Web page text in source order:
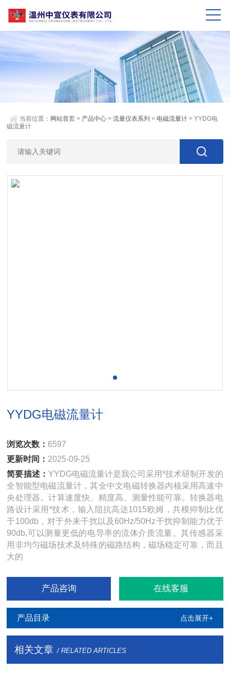
当前位置： 网站首页 > 产品中心 >流量仪表系列 > 电磁流量计 > YYDG电
磁流量计
YYDG电磁流量计
浏览次数： 6597
更新时间： 2025-09-25
简要描述： YYDG电磁流量计是我公司采用*技术研制开发的
全智能型电磁流量计，其全中文电磁转换器内核采用高速中
央处理器。计算速度快、精度高、测量性能可靠。转换器电
路设计采用*技术，输入阻抗高达1015欧姆，共模抑制比优
于100db，对于外来干扰以及60Hz/50Hz干扰抑制能力优于
90db,可以测量更低的电导率的流体介质流量。其传感器采
用非均匀磁场技术及特殊的磁路结构，磁场稳定可靠，而且
大的
产品咨询 在线客服
产品目录 点击展开+
相关文章 / RELATED ARTICLES